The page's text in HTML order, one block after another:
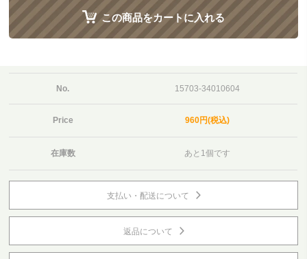
この商品をカートに入れる
No. 15703-34010604
Price 960円(税込)
在庫数 あと1個です
支払い・配送について
返品について